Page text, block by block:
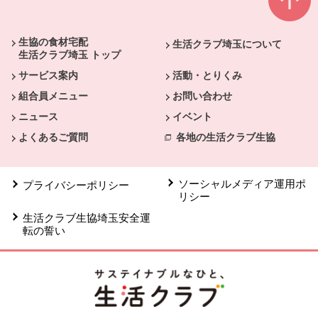
生協の食材宅配
生活クラブ埼玉 トップ
生活クラブ埼玉について
サービス案内
活動・とりくみ
組合員メニュー
お問い合わせ
ニュース
イベント
よくあるご質問
各地の生活クラブ生協
プライバシーポリシー
ソーシャルメディア運用ポ
リシー
生活クラブ生協埼玉安全運
転の誓い